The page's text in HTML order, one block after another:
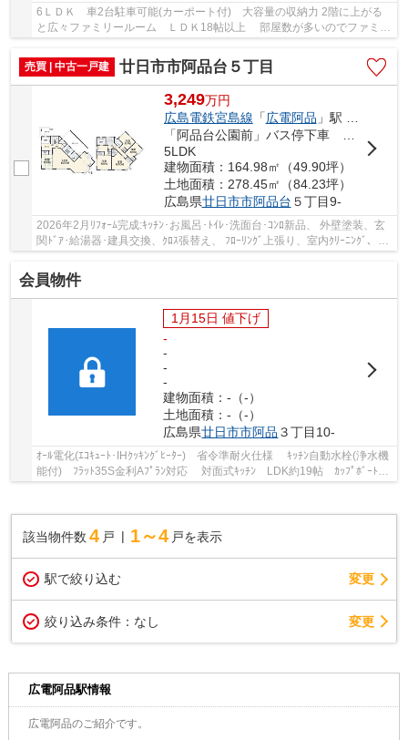
6ＬＤＫ 車2台駐車可能(カーポート付) 大容量の収納力 2階に上がる
と広々ファミリールーム ＬＤＫ18帖以上 部屋数が多いのでファミリ
売買 | 中古一戸建
廿日市市阿品台５丁目
3,249万円
広島電鉄宮島線 「広電阿品 」駅 徒歩22分
5LDK
建物面積：164.98㎡（49.90坪）
土地面積：278.45㎡（84.23坪）
広島県廿日市市阿品台 ５丁目9-
2026年2月ﾘﾌｫｰﾑ完成:ｷｯﾁﾝ･お風呂･ﾄｲﾚ･洗面台･ｺﾝﾛ新品、 外壁塗装、玄
関ﾄﾞｱ･給湯器･建具交換、ｸﾛｽ張替え、 ﾌﾛｰﾘﾝｸﾞ上張り、室内ｸﾘｰﾆﾝｸﾞ、白
会員物件
1月15日 値下げ
-
-
-
-
建物面積：-（-）
土地面積：-（-）
広島県廿日市市阿品 ３丁目10-
ｵｰﾙ電化(ｴｺｷｭｰﾄ･IHｸｯｷﾝｸﾞﾋｰﾀｰ) 省令準耐火仕様 ｷｯﾁﾝ自動水栓(浄水機
能付) ﾌﾗｯﾄ35S金利Aﾌﾟﾗﾝ対応 対面式ｷｯﾁﾝ LDK約19帖 ｶｯﾌﾟﾎﾞｰﾄﾞ
付 縦型ﾌﾞﾗｲﾝﾄﾞ 地上ﾃﾞｼﾞﾀﾙｱﾝﾃﾅ設置 ﾘﾋﾞﾝｸ...
該当物件数 4 戸 1～4 戸を表示
駅で絞り込む 変更
絞り込み条件： なし 変更
広電阿品駅情報
広電阿品のご紹介です。